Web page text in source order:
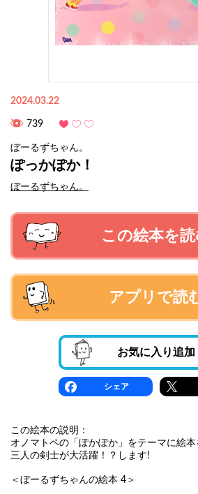
2024.03.22
739
ぼーるずちゃん。
ぽっかぽか！
ぼーるずちゃん。
この絵本を読
アプリで読
お気に入り追加
シェア
この絵本の説明：
オノマトペの「ぽかぽか」をテーマに絵
三人の剣士が大活躍！？します!
＜ぼーるずちゃんの絵本 4＞